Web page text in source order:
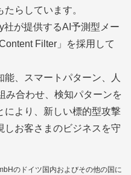
らしています。
が提供するAI予測型メー
Filter」を採用して
、スマートパターン、人
み合わせ、検知パターンを
により、新しい標的型攻撃
しお客さまのビジネスを守
のドイツ国内およびその他の国に